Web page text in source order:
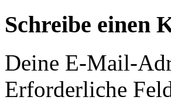
Schreibe einen
Deine E-Mail-
Erforderliche